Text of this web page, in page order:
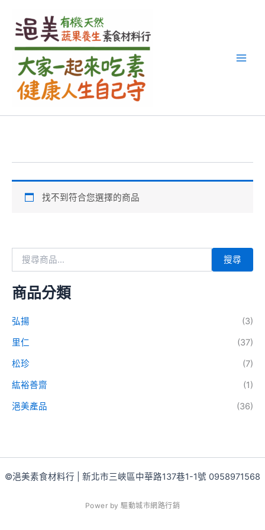
找不到符合您選擇的商品
關
字
搜尋
商品分類
弘揚
(3)
里仁
(37)
松珍
(7)
紘裕善齋
(1)
浥美產品
(36)
©浥美素食材料行 | 新北市三峽區中華路137巷1-1號 0958971568
Power by 驅動城市網路行銷